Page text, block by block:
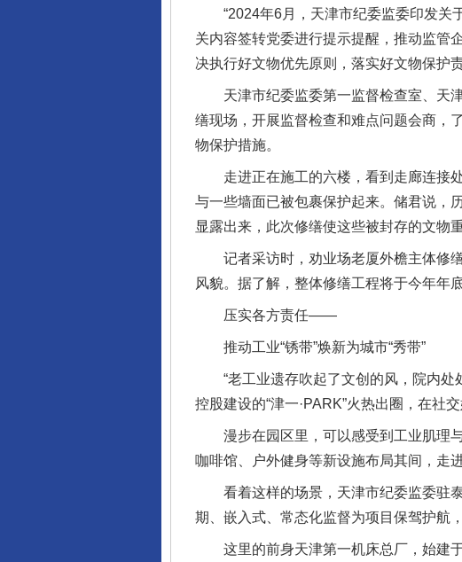
“2024年6月，天津市纪委监委印发关
关内容签转党委进行提示提醒，推动监管
决执行好文物优先原则，落实好文物保护责
天津市纪委监委第一监督检查室、天津
缮现场，开展监督检查和难点问题会商，
物保护措施。
走进正在施工的六楼，看到走廊连接处
与一些墙面已被包裹保护起来。储君说，
显露出来，此次修缮使这些被封存的文物
记者采访时，劝业场老厦外檐主体修缮
风貌。据了解，整体修缮工程将于今年年
压实各方责任——
推动工业“锈带”焕新为城市“秀带”
“老工业遗存吹起了文创的风，院内处
控股建设的“津一·PARK”火热出圈，在社
漫步在园区里，可以感受到工业肌理与
咖啡馆、户外健身等新设施布局其间，走
看着这样的场景，天津市纪委监委驻泰
期、嵌入式、常态化监督为项目保驾护航
这里的前身天津第一机床总厂，始建于